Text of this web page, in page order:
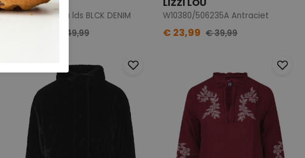
W10102/Temra lds BLCK DENIM
€ 49,99
W10380/506235A Antraciet
€ 23,99 € 39,99